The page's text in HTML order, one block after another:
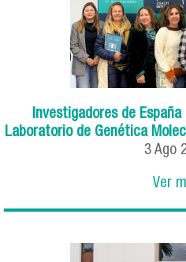
Investigadores de
Laboratorio de Genética
3 Ago
Ver